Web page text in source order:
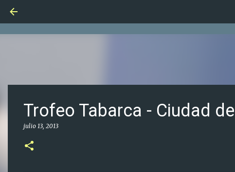
Trofeo Tabarca - Ciudad
julio 13, 2013